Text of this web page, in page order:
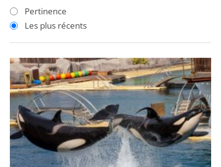
les
filtres
après
les
filtres
avant
Pertinence
Les plus récents
Cétacés
en
captivité
la
législation
actuelle
interdit